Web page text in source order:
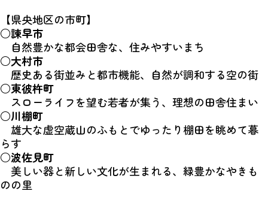
【県央地区の市町】
○諫早市
自然豊かな都会田舎な、住みやすいまち
○大村市
歴史ある街並みと都市機能、自然が調和する空の街
○東彼杵町
スローライフを望む若者が集う、理想の田舎住まい
○川棚町
雄大な虚空蔵山のふもとでゆったり棚田を眺めて暮
らす
○波佐見町
美しい器と新しい文化が生まれる、緑豊かなやきも
のの里